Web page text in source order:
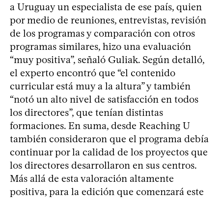
a Uruguay un especialista de ese país, quien
por medio de reuniones, entrevistas, revisión
de los programas y comparación con otros
programas similares, hizo una evaluación
“muy positiva”, señaló Guliak. Según detalló,
el experto encontró que “el contenido
curricular está muy a la altura” y también
“notó un alto nivel de satisfacción en todos
los directores”, que tenían distintas
formaciones. En suma, desde Reaching U
también consideraron que el programa debía
continuar por la calidad de los proyectos que
los directores desarrollaron en sus centros.
Más allá de esta valoración altamente
positiva, para la edición que comenzará este